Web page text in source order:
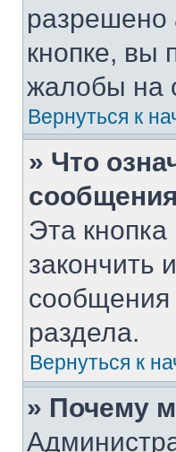
разрешено
кнопке, вы
жалобы на
Вернуться к
» Что
Эта
закончить
сообщения
раздела.
Вернуться к
» Почему